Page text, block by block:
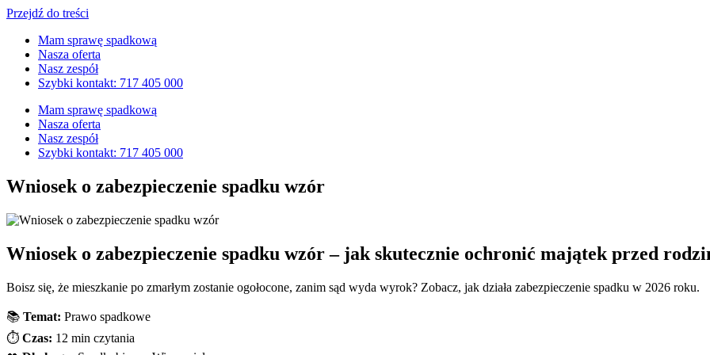
Przejdź do treści
Mam sprawę spadkową
Nasza oferta
Nasz zespół
Szybki kontakt: 717 405 000
Mam sprawę spadkową
Nasza oferta
Nasz zespół
Szybki kontakt: 717 405 000
Wniosek o zabezpieczenie spadku wzór
Wniosek o zabezpieczenie spadku wzór – jak skutecznie ochronić majątek przed
Boisz się, że mieszkanie po zmarłym zostanie ogołocone, zanim sąd wyda wyrok? Zobacz, jak działa zabezpieczenie spadku w 2026 roku.
📚 Temat: Prawo spadkowe
⏱️ Czas: 12 min czytania